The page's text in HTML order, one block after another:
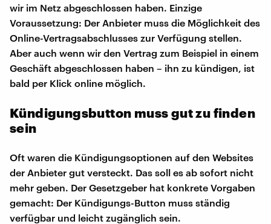
wir im Netz abgeschlossen haben. Einzige
Voraussetzung: Der Anbieter muss die Möglichkeit des
Online-Vertragsabschlusses zur Verfügung stellen.
Aber auch wenn wir den Vertrag zum Beispiel in einem
Geschäft abgeschlossen haben – ihn zu kündigen, ist
bald per Klick online möglich.
Kündigungsbutton muss gut zu finden
sein
Oft waren die Kündigungsoptionen auf den Websites
der Anbieter gut versteckt. Das soll es ab sofort nicht
mehr geben. Der Gesetzgeber hat konkrete Vorgaben
gemacht: Der Kündigungs-Button muss ständig
verfügbar und leicht zugänglich sein.